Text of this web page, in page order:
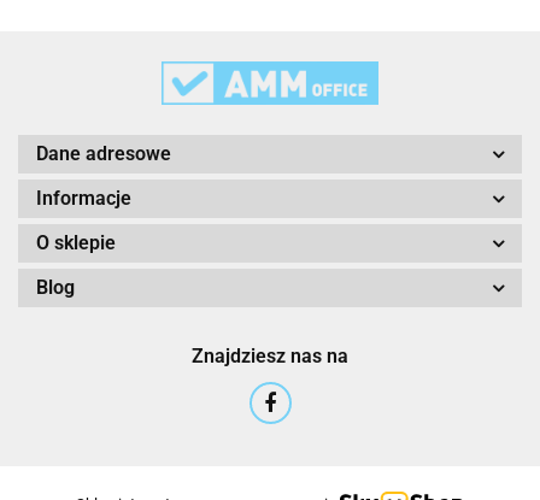
3M Post-It
Dane adresowe
Informacje
O sklepie
Blog
Znajdziesz nas na